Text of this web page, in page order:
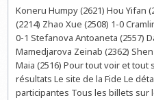
Koneru Humpy (2621) Hou Yifan
(2214) Zhao Xue (2508) 1-0
0-1 Stefanova Antoaneta (2557)
Mamedjarova Zeinab (2362)
Maia (2516) Pour tout voir et tout
résultats Le site de la Fide Le
participantes Tous les billets sur